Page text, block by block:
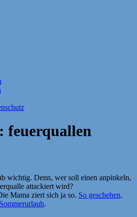
feuerquallen
wichtig. Denn, wer soll einen anpinkeln,
attackiert wird?
Mama ziert sich ja so. So geschehen,
.